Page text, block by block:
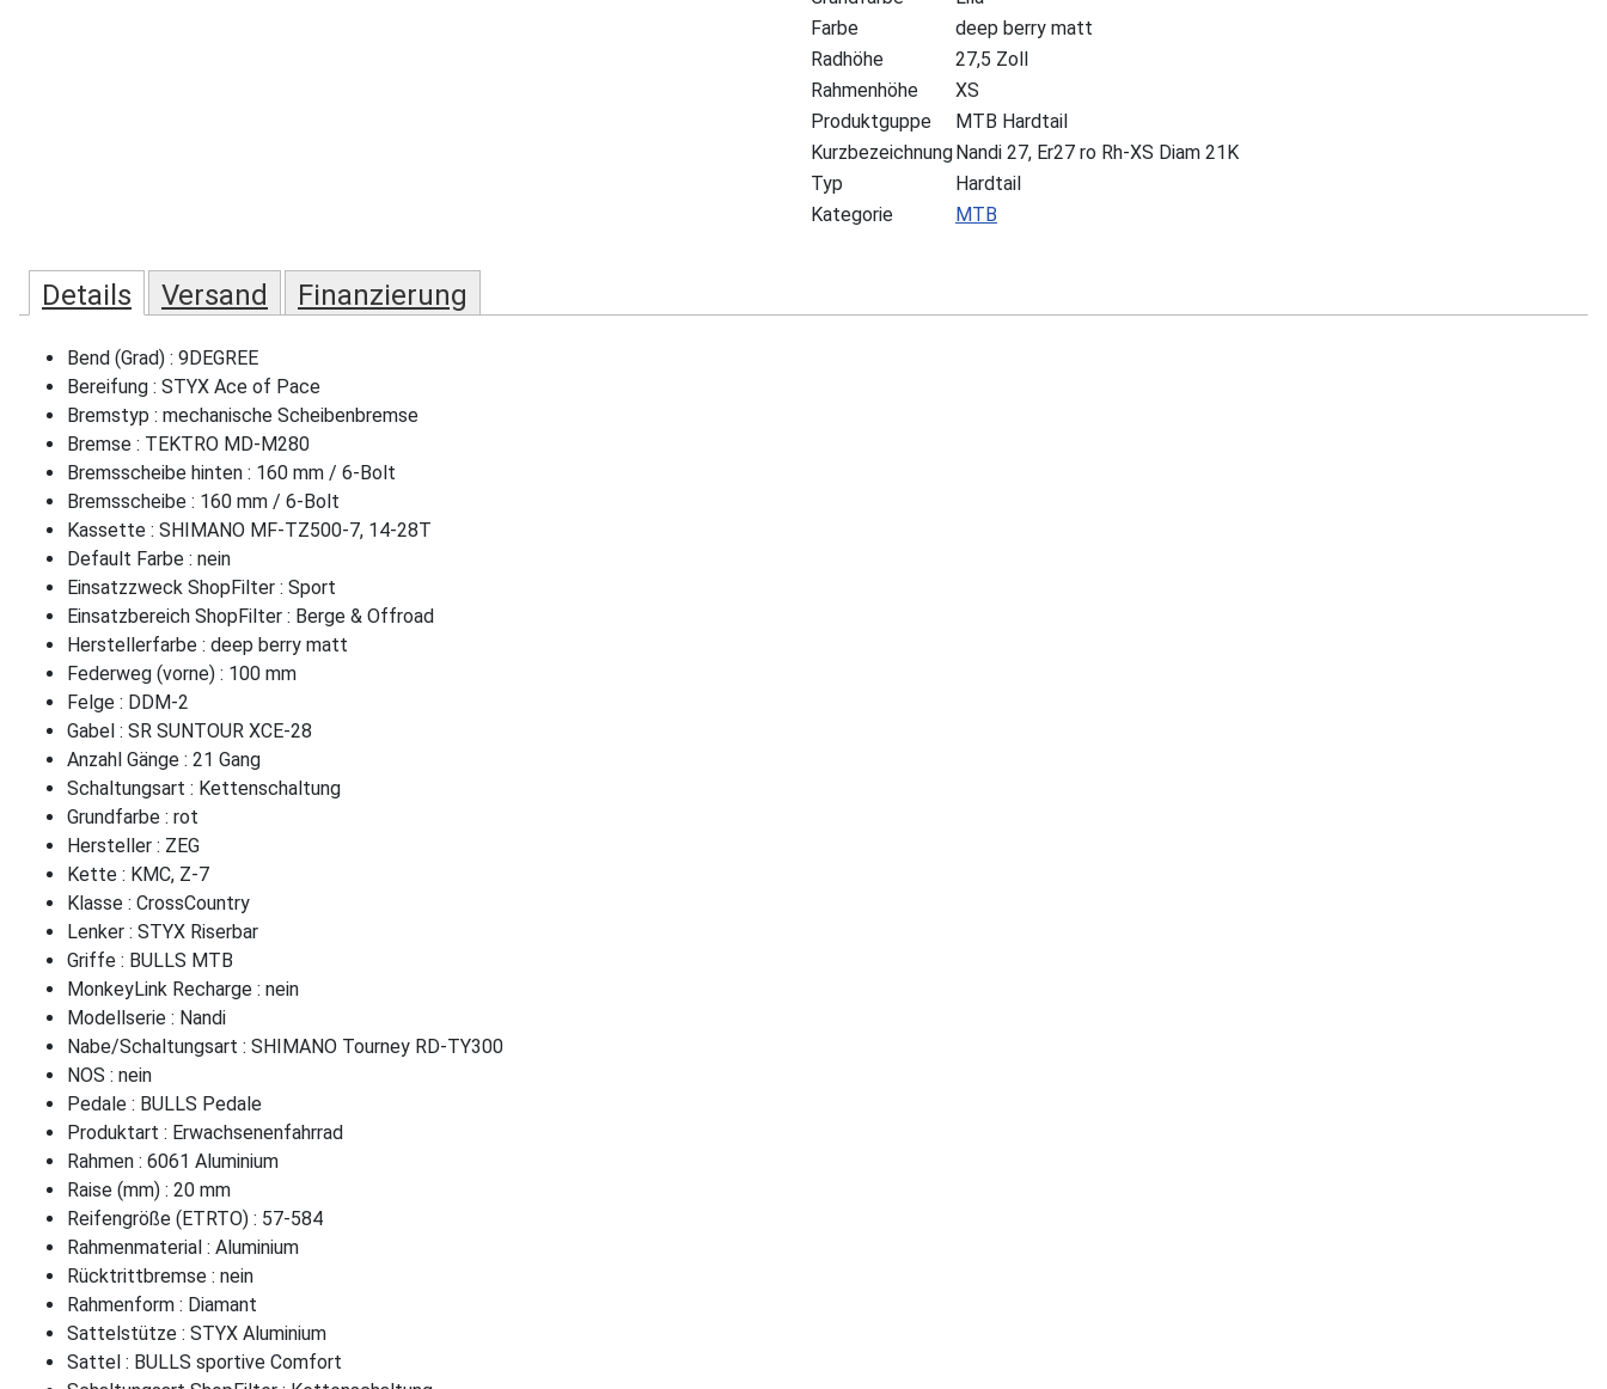
Farbe
deep berry matt
Radhöhe
27,5 Zoll
Rahmenhöhe
XS
Produktguppe
MTB Hardtail
KurzbezeichnungNandi 27, Er27 ro Rh-XS Diam 21K
Typ
Hardtail
Kategorie
MTB
Details Versand Finanzierung
Bend (Grad) : 9DEGREE
Bereifung : STYX Ace of Pace
Bremstyp : mechanische Scheibenbremse
Bremse : TEKTRO MD-M280
Bremsscheibe hinten : 160 mm / 6-Bolt
Bremsscheibe : 160 mm / 6-Bolt
Kassette : SHIMANO MF-TZ500-7, 14-28T
Default Farbe : nein
Einsatzzweck ShopFilter : Sport
Einsatzbereich ShopFilter : Berge & Offroad
Herstellerfarbe : deep berry matt
Federweg (vorne) : 100 mm
Felge : DDM-2
Gabel : SR SUNTOUR XCE-28
Anzahl Gänge : 21 Gang
Schaltungsart : Kettenschaltung
Grundfarbe : rot
Hersteller : ZEG
Kette : KMC, Z-7
Klasse : CrossCountry
Lenker : STYX Riserbar
Griffe : BULLS MTB
MonkeyLink Recharge : nein
Modellserie : Nandi
Nabe/Schaltungsart : SHIMANO Tourney RD-TY300
NOS : nein
Pedale : BULLS Pedale
Produktart : Erwachsenenfahrrad
Rahmen : 6061 Aluminium
Raise (mm) : 20 mm
Reifengröße (ETRTO) : 57-584
Rahmenmaterial : Aluminium
Rücktrittbremse : nein
Rahmenform : Diamant
Sattelstütze : STYX Aluminium
Sattel : BULLS sportive Comfort